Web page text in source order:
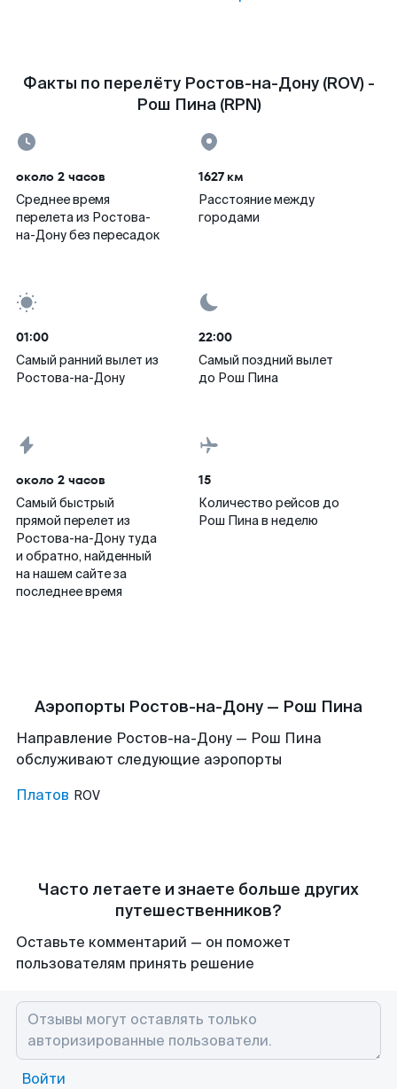
Факты по перелёту Ростов-на-Дону (ROV) -
Рош Пина (RPN)
около 2 часов
Среднее время
перелета из Ростова-
на-Дону без пересадок
1627 км
Расстояние между
городами
01:00
Самый ранний вылет из
Ростова-на-Дону
22:00
Самый поздний вылет
до Рош Пина
около 2 часов
Самый быстрый
прямой перелет из
Ростова-на-Дону туда
и обратно, найденный
на нашем сайте за
последнее время
15
Количество рейсов до
Рош Пина в неделю
Аэропорты Ростов-на-Дону — Рош Пина
Направление Ростов-на-Дону — Рош Пина
обслуживают следующие аэропорты
Платов ROV
Часто летаете и знаете больше других
путешественников?
Оставьте комментарий — он поможет
пользователям принять решение
Войти